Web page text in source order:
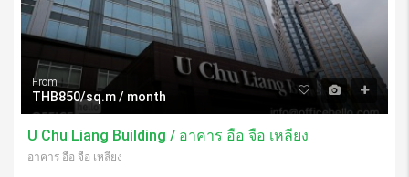
From
THB850/sq.m / month
U Chu Liang Building / อาคาร อื้อ จื่อ เหลียง
อาคาร อื้อ จื่อ เหลียง